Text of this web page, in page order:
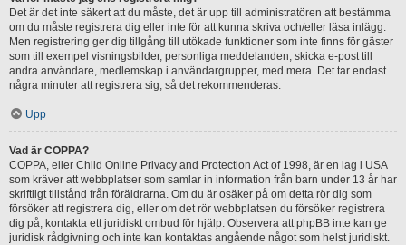
Det är det inte säkert att du måste, det är upp till administratören att bestämma
om du måste registrera dig eller inte för att kunna skriva och/eller läsa inlägg.
Men registrering ger dig tillgång till utökade funktioner som inte finns för gäster
som till exempel visningsbilder, personliga meddelanden, skicka e-post till
andra användare, medlemskap i användargrupper, med mera. Det tar endast
några minuter att registrera sig, så det rekommenderas.
Upp
Vad är COPPA?
COPPA, eller Child Online Privacy and Protection Act of 1998, är en lag i USA
som kräver att webbplatser som samlar in information från barn under 13 år har
skriftligt tillstånd från föräldrarna. Om du är osäker på om detta rör dig som
försöker att registrera dig, eller om det rör webbplatsen du försöker registrera
dig på, kontakta ett juridiskt ombud för hjälp. Observera att phpBB inte kan ge
juridisk rådgivning och inte kan kontaktas angående något som helst juridiskt.